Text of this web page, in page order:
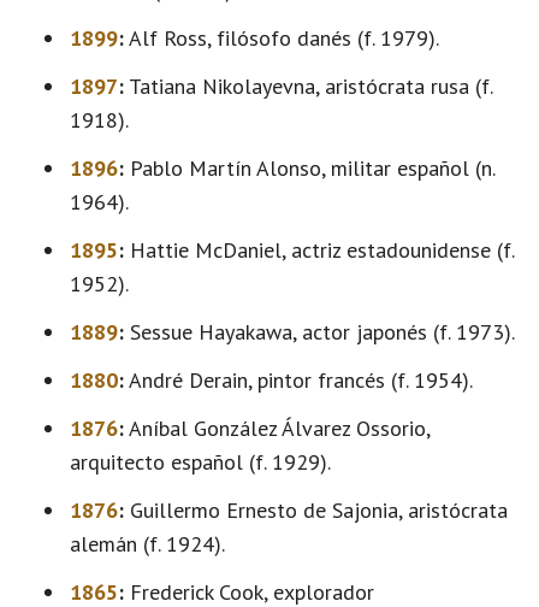
1899:Alf Ross, filósofo danés (f. 1979).
1897: Tatiana Nikolayevna, aristócrata rusa (f.
1918).
1896: Pablo Martín Alonso, militar español (n.
1964).
1895: Hattie McDaniel, actriz estadounidense (f.
1952).
1889: Sessue Hayakawa, actor japonés (f. 1973).
1880:André Derain, pintor francés (f. 1954).
1876:Aníbal González Álvarez Ossorio,
arquitecto español (f. 1929).
1876: Guillermo Ernesto de Sajonia, aristócrata
alemán (f. 1924).
1865: Frederick Cook, explorador